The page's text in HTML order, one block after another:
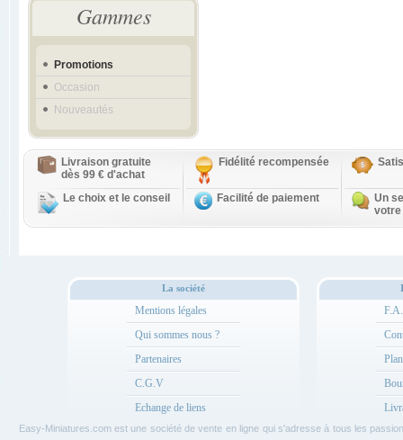
Gammes
Promotions
Occasion
Nouveautés
Livraison gratuite
dès 99 € d'achat
Fidélité recompensée
Le choix et le conseil Facilité de paiement
Un
votre
La société
Mentions légales
Qui sommes nous ?
Partenaires
C.G.V
Echange de liens
Easy-Miniatures.com est une société de vente en ligne qui s'adresse à tous les